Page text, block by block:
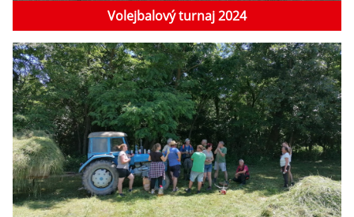
Volejbalový turnaj 2024